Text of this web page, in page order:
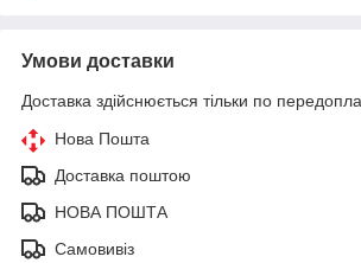
Умови доставки
Доставка здійснюється тільки по
Нова Пошта
Доставка поштою
НОВА ПОШТА
Самовивіз